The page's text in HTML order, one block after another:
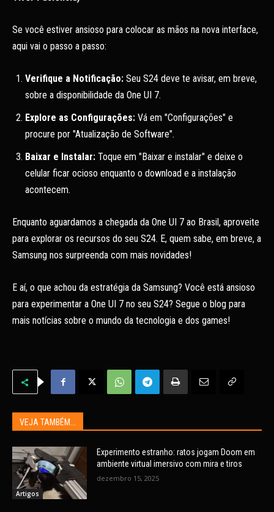
Se você estiver ansioso para colocar as mãos na nova interface,
aqui vai o passo a passo:
Verifique a Notificação: Seu S24 deve te avisar, em breve,
sobre a disponibilidade da One UI 7.
Explore as Configurações: Vá em "Configurações" e
procure por "Atualização de Software".
Baixar e Instalar: Toque em "Baixar e instalar" e deixe o
celular ficar ocioso enquanto o download e a instalação
acontecem.
Enquanto aguardamos a chegada da One UI 7 ao Brasil, aproveite
para explorar os recursos do seu S24. E, quem sabe, em breve, a
Samsung nos surpreenda com mais novidades!
E aí, o que achou da estratégia da Samsung? Você está ansioso
para experimentar a One UI 7 no seu S24? Segue o blog para
mais notícias sobre o mundo da tecnologia e dos games!
VEJA TAMBÉM...
Artigos
Experimento estranho: ratos jogam Doom em
ambiente virtual imersivo com mira e tiros
dezembro 15, 2025